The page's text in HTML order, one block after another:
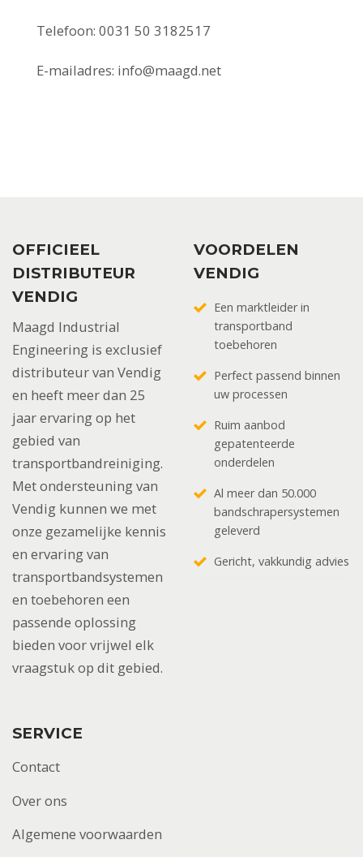
Telefoon: 0031 50 3182517
E-mailadres: info@maagd.net
OFFICIEEL
DISTRIBUTEUR
VENDIG
Maagd Industrial
Engineering is exclusief
distributeur van Vendig
en heeft meer dan 25
jaar ervaring op het
gebied van
transportbandreiniging.
Met ondersteuning van
Vendig kunnen we met
onze gezamelijke kennis
en ervaring van
transportbandsystemen
en toebehoren een
passende oplossing
bieden voor vrijwel elk
vraagstuk op dit gebied.
VOORDELEN
VENDIG
Een marktleider in
transportband
toebehoren
Perfect passend binnen
uw processen
Ruim aanbod
gepatenteerde
onderdelen
Al meer dan 50.000
bandschrapersystemen
geleverd
Gericht, vakkundig advies
SERVICE
Contact
Over ons
Algemene voorwaarden